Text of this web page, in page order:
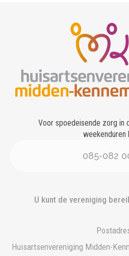
Voor spoedeisende zorg in
weekenduren
085-082
U kunt de vereniging
Huisartsenvereniging Midden-